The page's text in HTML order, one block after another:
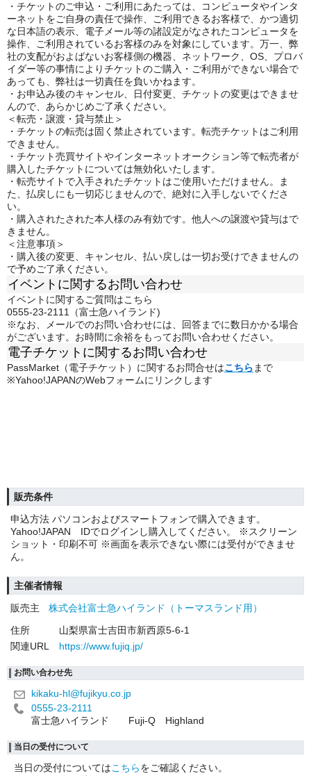
・チケットのご申込・ご利用にあたっては、コンピュータやインタ
ーネットをご自身の責任で操作、ご利用できるお客様で、かつ適切
な日本語の表示、電子メール等の諸設定がなされたコンピュータを
操作、ご利用されているお客様のみを対象にしています。万一、弊
社の支配がおよばないお客様側の機器、ネットワーク、OS、プロバ
イダー等の事情によりチケットのご購入・ご利用ができない場合で
あっても、弊社は一切責任を負いかねます。
・お申込み後のキャンセル、日付変更、チケットの変更はできませ
んので、あらかじめご了承ください。
＜転売・譲渡・貸与禁止＞
・チケットの転売は固く禁止されています。転売チケットはご利用
できません。
・チケット売買サイトやインターネットオークション等で転売者が
購入したチケットについては無効化いたします。
・転売サイトで入手されたチケットはご使用いただけません。ま
た、払戻しにも一切応じませんので、絶対に入手しないでくださ
い。
・購入されたされた本人様のみ有効です。他人への譲渡や貸与はで
きません。
＜注意事項＞
・購入後の変更、キャンセル、払い戻しは一切お受けできませんの
で予めご了承ください。
イベントに関するお問い合わせ
イベントに関するご質問はこちら
0555-23-2111（富士急ハイランド)
※なお、メールでのお問い合わせには、回答までに数日かかる場合
がございます。お時間に余裕をもってお問い合わせください。
電子チケットに関するお問い合わせ
PassMarket（電子チケット）に関するお問合せはこちら まで
※Yahoo!JAPANのWebフォームにリンクします
販売条件
申込方法 パソコンおよびスマートフォンで購入できます。
Yahoo!JAPAN IDでログインし購入してください。 ※スクリーン
ショット・印刷不可 ※画面を表示できない際には受付ができませ
ん。
主催者情報
販売主
株式会社富士急ハイランド（トーマスランド用）
住所
山梨県富士吉田市新西原5-6-1
関連URL
https://www.fujiq.jp/
お問い合わせ先
kikaku-hl@fujikyu.co.jp
0555-23-2111
富士急ハイランド Fuji-Q Highland
当日の受付について
当日の受付についてはこちらをご確認ください。